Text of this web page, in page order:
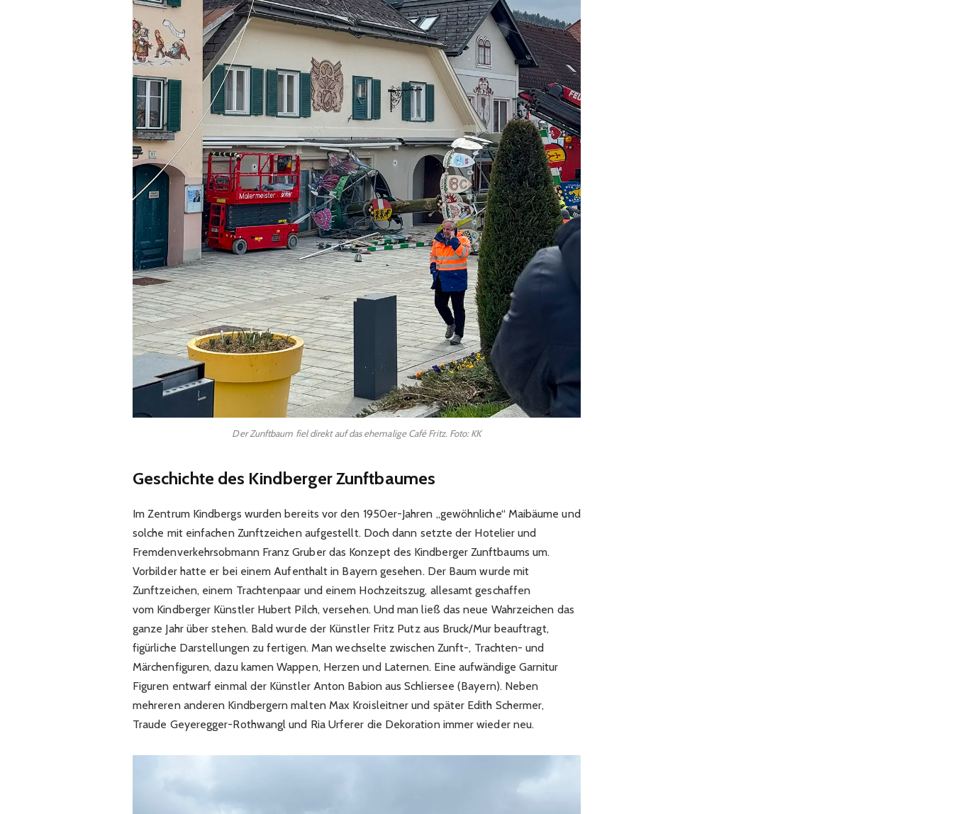
Der Zunftbaum fiel direkt auf das ehemalige Café Fritz. Foto: KK
Geschichte des Kindberger Zunftbaumes
Im Zentrum Kindbergs wurden bereits vor den 1950er-Jahren „gewöhnliche“ Maibäume und
solche mit einfachen Zunftzeichen aufgestellt. Doch dann setzte der Hotelier und
Fremdenverkehrsobmann Franz Gruber das Konzept des Kindberger Zunftbaums um.
Vorbilder hatte er bei einem Aufenthalt in Bayern gesehen. Der Baum wurde mit
Zunftzeichen, einem Trachtenpaar und einem Hochzeitszug, allesamt geschaffen
vom Kindberger Künstler Hubert Pilch, versehen. Und man ließ das neue Wahrzeichen das
ganze Jahr über stehen. Bald wurde der Künstler Fritz Putz aus Bruck/Mur beauftragt,
figürliche Darstellungen zu fertigen. Man wechselte zwischen Zunft-, Trachten- und
Märchenfiguren, dazu kamen Wappen, Herzen und Laternen. Eine aufwändige Garnitur
Figuren entwarf einmal der Künstler Anton Babion aus Schliersee (Bayern). Neben
mehreren anderen Kindbergern malten Max Kroisleitner und später Edith Schermer,
Traude Geyeregger-Rothwangl und Ria Urferer die Dekoration immer wieder neu.